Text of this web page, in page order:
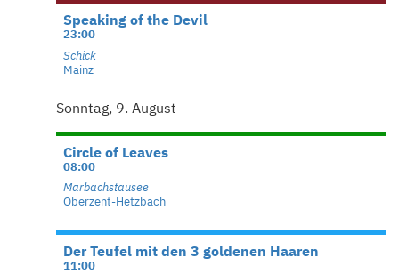
Speaking of the Devil
23:00
Schick
Mainz
Sonntag, 9. August
Circle of Leaves
08:00
Marbachstausee
Oberzent-Hetzbach
Der Teufel mit den 3 goldenen Haaren
11:00